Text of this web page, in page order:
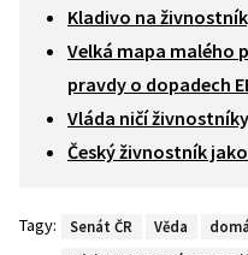
Kladivo na
Velká mapa malého
pravdy o dopadech
Vláda ničí
Český živnostník
Tagy: Senát ČR Věda